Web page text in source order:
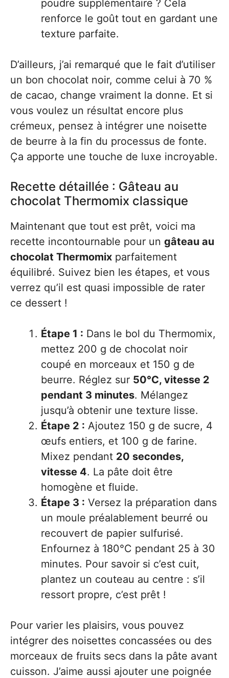
poudre supplémentaire ? Cela
renforce le goût tout en gardant une
texture parfaite.
D’ailleurs, j’ai remarqué que le fait d’utiliser
un bon chocolat noir, comme celui à 70 %
de cacao, change vraiment la donne. Et si
vous voulez un résultat encore plus
crémeux, pensez à intégrer une noisette
de beurre à la fin du processus de fonte.
Ça apporte une touche de luxe incroyable.
Recette détaillée : Gâteau au
chocolat Thermomix classique
Maintenant que tout est prêt, voici ma
recette incontournable pour un gâteau au
chocolat Thermomix parfaitement
équilibré. Suivez bien les étapes, et vous
verrez qu’il est quasi impossible de rater
ce dessert !
Étape 1 : Dans le bol du Thermomix,
mettez 200 g de chocolat noir
coupé en morceaux et 150 g de
beurre. Réglez sur 50°C, vitesse 2
pendant 3 minutes. Mélangez
jusqu’à obtenir une texture lisse.
Étape 2 : Ajoutez 150 g de sucre, 4
œufs entiers, et 100 g de farine.
Mixez pendant 20 secondes,
vitesse 4. La pâte doit être
homogène et fluide.
Étape 3 : Versez la préparation dans
un moule préalablement beurré ou
recouvert de papier sulfurisé.
Enfournez à 180°C pendant 25 à 30
minutes. Pour savoir si c’est cuit,
plantez un couteau au centre : s’il
ressort propre, c’est prêt !
Pour varier les plaisirs, vous pouvez
intégrer des noisettes concassées ou des
morceaux de fruits secs dans la pâte avant
cuisson. J’aime aussi ajouter une poignée